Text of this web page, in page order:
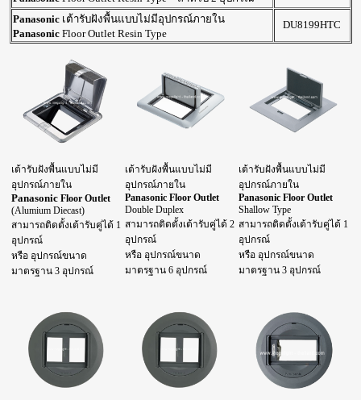
Panasonic เต้ารับฝังพื้นแบบไม่มีอุปกรณ์ภายใน
Panasonic Floor Outlet Resin Type
DU8199HTC
เต้ารับฝังพื้นแบบไม่มี
อุปกรณ์ภายใน
Panasonic Floor Outlet
(Alumium Diecast)
สามารถติดตั้งเต้ารับคู่ได้ 1
อุปกรณ์
หรือ อุปกรณ์ขนาด
มาตรฐาน 3 อุปกรณ์
เต้ารับฝังพื้นแบบไม่มี
อุปกรณ์ภายใน
Panasonic Floor Outlet
Double Duplex
สามารถติดตั้งเต้ารับคู่ได้ 2
อุปกรณ์
หรือ อุปกรณ์ขนาด
มาตรฐาน 6 อุปกรณ์
เต้ารับฝังพื้นแบบไม่มี
อุปกรณ์ภายใน
Panasonic Floor Outlet
Shallow Type
สามารถติดตั้งเต้ารับคู่ได้ 1
อุปกรณ์
หรือ อุปกรณ์ขนาด
มาตรฐาน 3 อุปกรณ์